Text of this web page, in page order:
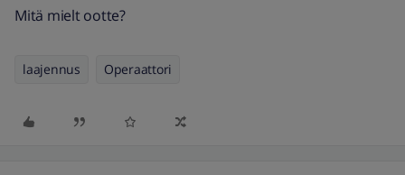
Mitä mielt ootte?
laajennus Operaattori